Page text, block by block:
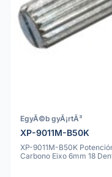
EgyÃ©b gyÃ¡rtÃ³
XP-9011M-B50K
XP-9011M-B50K
Carbono Eixo 6mm 18